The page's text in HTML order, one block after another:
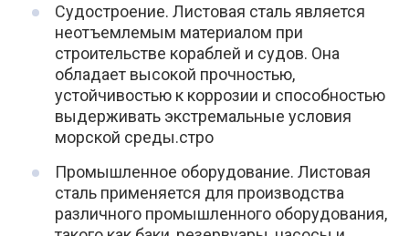
Судостроение. Листовая сталь является
неотъемлемым материалом при
строительстве кораблей и судов. Она
обладает высокой прочностью,
устойчивостью к коррозии и способностью
выдерживать экстремальные условия
морской среды.стро
Промышленное оборудование. Листовая
сталь применяется для производства
различного промышленного оборудования,